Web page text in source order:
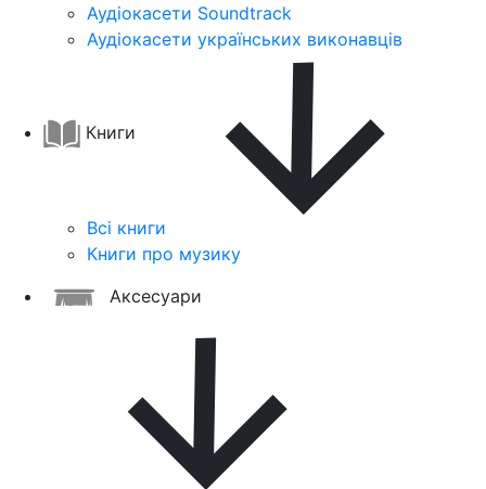
Аудіокасети Soundtrack
Аудіокасети українських виконавців
Книги
Всі книги
Книги про музику
Аксесуари